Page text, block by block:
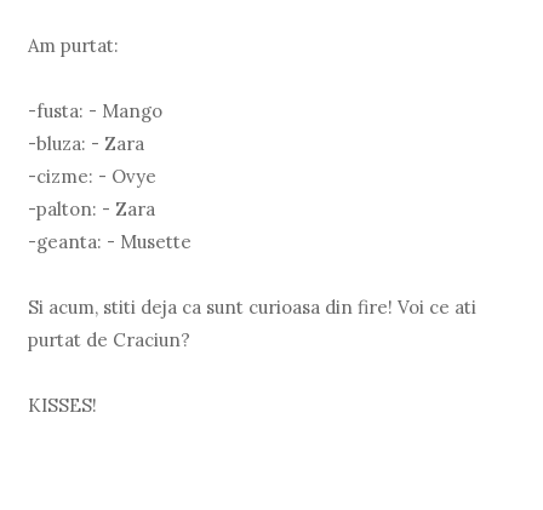
Am purtat:
-fusta: - Mango
-bluza: - Zara
-cizme: - Ovye
-palton: - Zara
-geanta: - Musette
Si acum, stiti deja ca sunt curioasa din fire! Voi ce ati
purtat de Craciun?
KISSES!